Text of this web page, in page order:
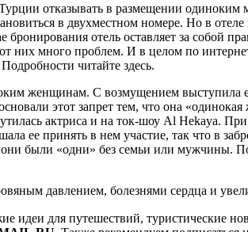
отказывать в размещении одиноким
в двухместном номере. Но в отеле
отель оставляет за собой
них много проблем. И в целом по
читайте здесь.
женщинам. С возмущением выступила
этот запрет тем, что она
актриса и на ток-шоу Al Hekaya.
ее принять в нем участие, так что в
они были «одни» без семьи или мужчины.
давлением, болезнями сердца и
идеи для путешествий, туристические